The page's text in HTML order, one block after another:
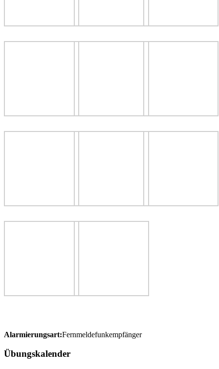
Alarmierungsart:Fernmeldefunkempfänger
Übungskalender